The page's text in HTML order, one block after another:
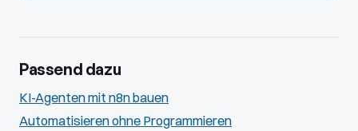
Passend dazu
KI-Agenten mit n8n bauen
Automatisieren ohne Programmieren